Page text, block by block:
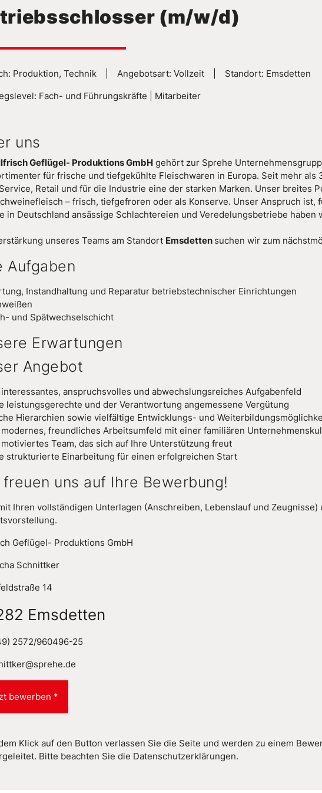
(m/w/d)
Produktion, Technik | Angebotsart: Vollzeit | Standort: Emsdetten
Fach- und Führungskräfte | Mitarbeiter
uns
Geflügel- Produktions GmbHgehört zur Sprehe
für frische und tiefgekühlte Fleischwaren in Europa. Seit mehr als
Retail und für die Industrie eine der starken Marken. Unser breites
– frisch, tiefgefroren oder als Konserve. Unser Anspruch ist,
in Deutschland ansässige Schlachtereien und Veredelungsbetriebe haben
unseres Teams am Standort Emsdetten suchen wir zum
Aufgaben
Instandhaltung und Reparatur betriebstechnischer Einrichtungen
und Spätwechselschicht
Erwartungen
Angebot
interessantes, anspruchsvolles und abwechslungsreiches Aufgabenfeld
leistungsgerechte und der Verantwortung angemessene Vergütung
Hierarchien sowie vielfältige Entwicklungs- und
modernes, freundliches Arbeitsumfeld mit einer familiären
motiviertes Team, das sich auf Ihre Unterstützung freut
strukturierte Einarbeitung für einen erfolgreichen Start
freuen uns auf Ihre Bewerbung!
Ihren vollständigen Unterlagen (Anschreiben, Lebenslauf und
Geflügel- Produktions GmbH
Schnittker
14
Emsdetten
2572/960496-25
bewerben *
Klick auf den Button verlassen Sie die Seite und werden zu einem
Bitte beachten Sie die Datenschutzerklärungen.